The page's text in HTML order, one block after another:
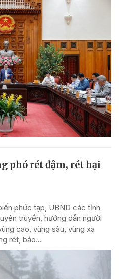
phó rét đậm, rét hại
phức tạp, UBND các tỉnh
truyền, hướng dẫn người
cao, vùng sâu, vùng xa
rét, bảo...